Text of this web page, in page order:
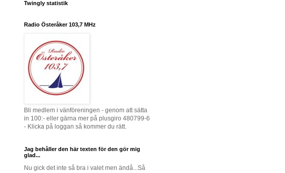
Twingly statistik
Radio Österåker 103,7 MHz
Bli medlem i vänföreningen - genom att sätta
in 100:- eller gärna mer på plusgiro 480799-6
- Klicka på loggan så kommer du rätt.
Jag behåller den här texten för den gör mig
glad...
Nu gick det inte så bra i valet men ändå...Så